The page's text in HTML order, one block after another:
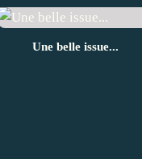
Une belle issue...